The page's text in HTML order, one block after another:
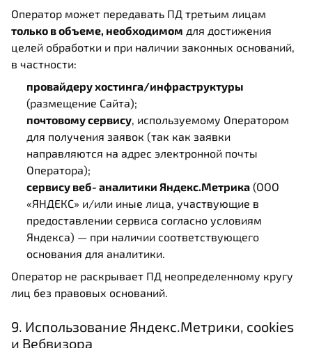
Оператор может передавать ПД третьим лицам
только в объеме, необходимом для достижения
целей обработки и при наличии законных оснований,
в частности:
провайдеру хостинга/инфраструктуры
(размещение Сайта);
почтовому сервису, используемому Оператором
для получения заявок (так как заявки
направляются на адрес электронной почты
Оператора);
сервису веб‑аналитики Яндекс.Метрика (ООО
«ЯНДЕКС» и/или иные лица, участвующие в
предоставлении сервиса согласно условиям
Яндекса) — при наличии соответствующего
основания для аналитики.
Оператор не раскрывает ПД неопределенному кругу
лиц без правовых оснований.
9. Использование Яндекс.Метрики, cookies
и Вебвизора